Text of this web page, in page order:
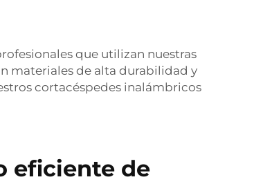
que utilizan nuestras
materiales de alta durabilidad y
cortacéspedes inalámbricos
eficiente de